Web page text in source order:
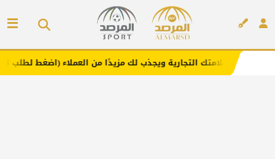
التجارية ويجذب لك مزيدًا من العملاء (اضغط لطلب الإعلان)